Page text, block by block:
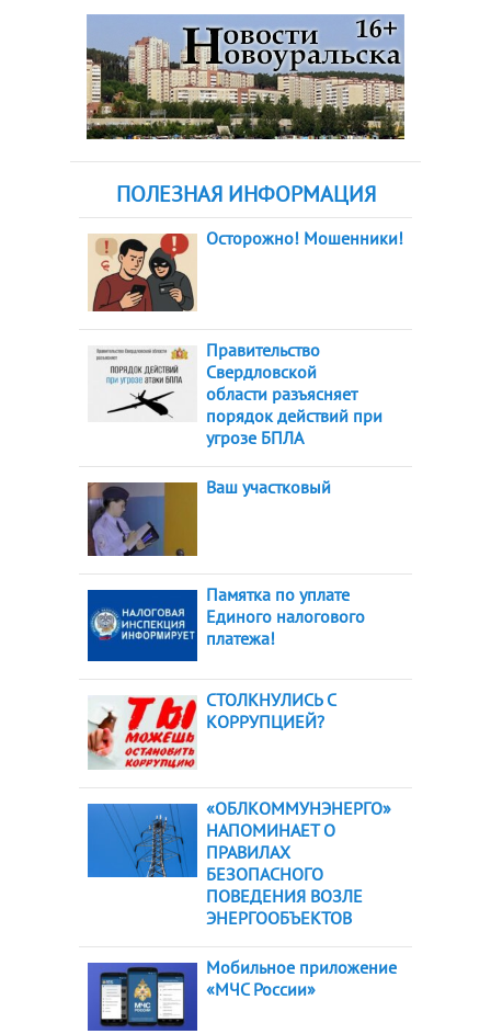
ПОЛЕЗНАЯ ИНФОРМАЦИЯ
Осторожно! Мошенники!
Правительство
Свердловской
области разъясняет
порядок действий при
угрозе БПЛА
Ваш участковый
Памятка по уплате
Единого налогового
платежа!
СТОЛКНУЛИСЬ С
КОРРУПЦИЕЙ?
«ОБЛКОММУНЭНЕРГО»
НАПОМИНАЕТ О
ПРАВИЛАХ
БЕЗОПАСНОГО
ПОВЕДЕНИЯ ВОЗЛЕ
ЭНЕРГООБЪЕКТОВ
Мобильное приложение
«МЧС России»